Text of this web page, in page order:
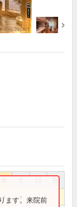
祝
●ます。来院前